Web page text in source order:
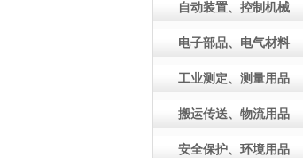
自动装置、控制机械
电子部品、电气材料
工业测定、测量用品
搬运传送、物流用品
安全保护、环境用品